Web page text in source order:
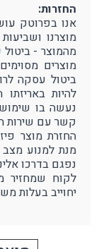
החזרות:
אנו בפרוטק
מוצרנו
מוצרים
ביטול עסקה
להיות
נעשה בו
קשר עם שירות
החזרת מוצר
מנת למנוע
נפגם בדרכו
לקוח שמחזיר
יחוייב בעלות